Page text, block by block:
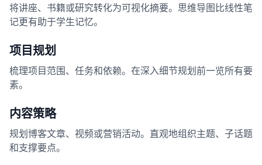
将讲座、书籍或研究转化为可视化摘要。思维导图比线性笔
记更有助于学生记忆。
项目规划
梳理项目范围、任务和依赖。在深入细节规划前一览所有要
素。
内容策略
规划博客文章、视频或营销活动。直观地组织主题、子话题
和支撑要点。